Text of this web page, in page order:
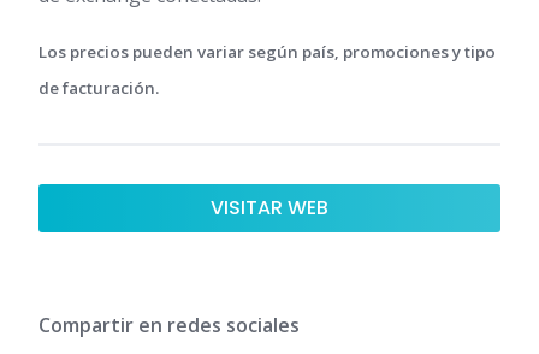
Los precios pueden variar según país, promociones y tipo
de facturación.
VISITAR WEB
Compartir en redes sociales